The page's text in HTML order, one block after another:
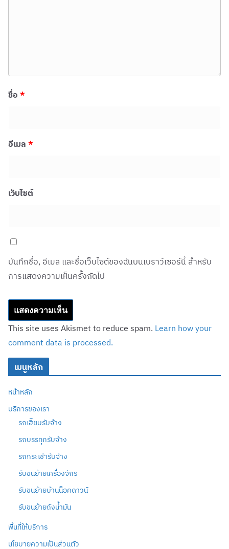
ชื่อ *
อีเมล *
เว็บไซต์
บันทึกชื่อ, อีเมล และชื่อเว็บไซต์ของฉันบนเบราว์เซอร์นี้ สำหรับ
การแสดงความเห็นครั้งถัดไป
This site uses Akismet to reduce spam. Learn how your
comment data is processed.
เมนูหลัก
หน้าหลัก
บริการของเรา
รถเฮี๊ยบรับจ้าง
รถบรรทุกรับจ้าง
รถกระเช้ารับจ้าง
รับขนย้ายเครื่องจักร
รับขนย้ายบ้านน็อคดาวน์
รับขนย้ายถังน้ำมัน
พื้นที่ให้บริการ
นโยบายความเป็นส่วนตัว